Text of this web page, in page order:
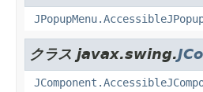
クラス javax.swing.